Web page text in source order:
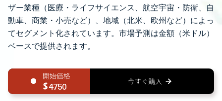
ザー業種（医療・ライフサイエンス、航空宇宙・防衛、自
動車、商業・小売など）、地域（北米、欧州など）によっ
てセグメント化されています。市場予測は金額（米ドル）
ベースで提供されます。
4750